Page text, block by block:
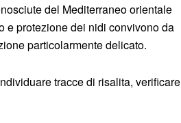
del Mediterraneo orientale
e protezione dei nidi convivono da
particolarmente delicato.
tracce di risalita, verificare